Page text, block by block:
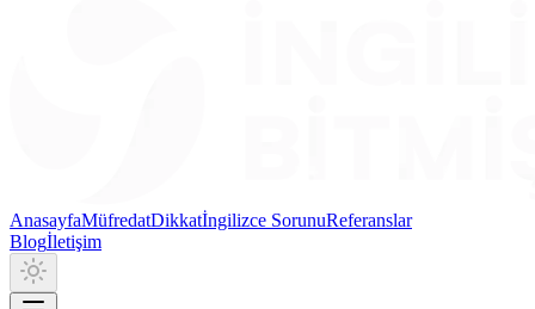
AnasayfaMüfredatDikkatİngilizce SorunuReferanslar
Blogİletişim